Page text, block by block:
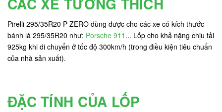
Pirelli 295/35R20 P ZERO dùng được cho các xe có kích thước
bánh là 295/35R20 như: Porsche 911 ... Lốp cho khả nặng chịu tải
925kg khi di chuyển ở tốc độ 300km/h (trong điều kiện tiêu chuẩn
của nhà sản xuất).
ĐẶC TÍNH CỦA LỐP